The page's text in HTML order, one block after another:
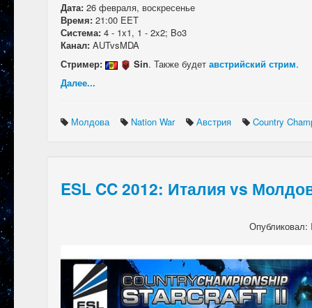
Дата: 26 февраля, воскресенье
Время: 21:00 EET
Система: 4 - 1x1, 1 - 2x2; Bo3
Канал: AUTvsMDA
Стример:
Sin. Также будет австрийский стрим.
Далее...
Молдова Nation War Австрия Country
ESL CC 2012: Италия vs
Опубликовал: